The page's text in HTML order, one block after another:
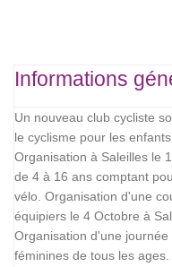
Informations
Un nouveau club cycliste
le cyclisme pour les
Organisation à Saleilles le
de 4 à 16 ans comptant
vélo. Organisation d'une
équipiers le 4 Octobre à
Organisation d'une
féminines de tous les ages.